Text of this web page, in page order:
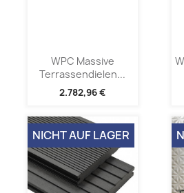
WPC Massive
Terrassendielen...
2.782,96 €
NICHT AUF LAGER